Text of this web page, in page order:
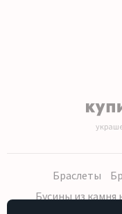
Браслеты
Бусины из камня